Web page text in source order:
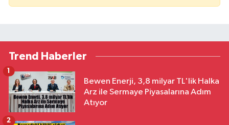
Trend Haberler
Bewen Enerji, 3,8 milyar TL'lik Halka
Arz ile Sermaye Piyasalarına Adım
Atıyor
1
2